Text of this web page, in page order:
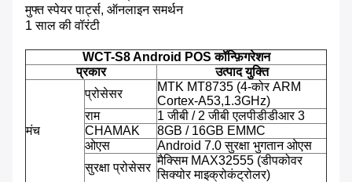
मुफ्त स्पेयर पार्ट्स, ऑनलाइन समर्थन
1 साल की वॉरंटी
WCT-S8 Android POS कॉन्फ़िगरेशन
प्रकार
उत्पाद युक्ति
मंच
प्रोसेसर
MTK MT8735 (4-कोर ARM
Cortex-A53,1.3GHz)
राम
1 जीबी / 2 जीबी एलपीडीडीआर 3
CHAMAK
8GB / 16GB EMMC
ओएस
Android 7.0 सुरक्षा भुगतान ओएस
सुरक्षा प्रोसेसर
मैक्सिम MAX32555 (डीपकोवर
सिक्योर माइक्रोकंट्रोलर)